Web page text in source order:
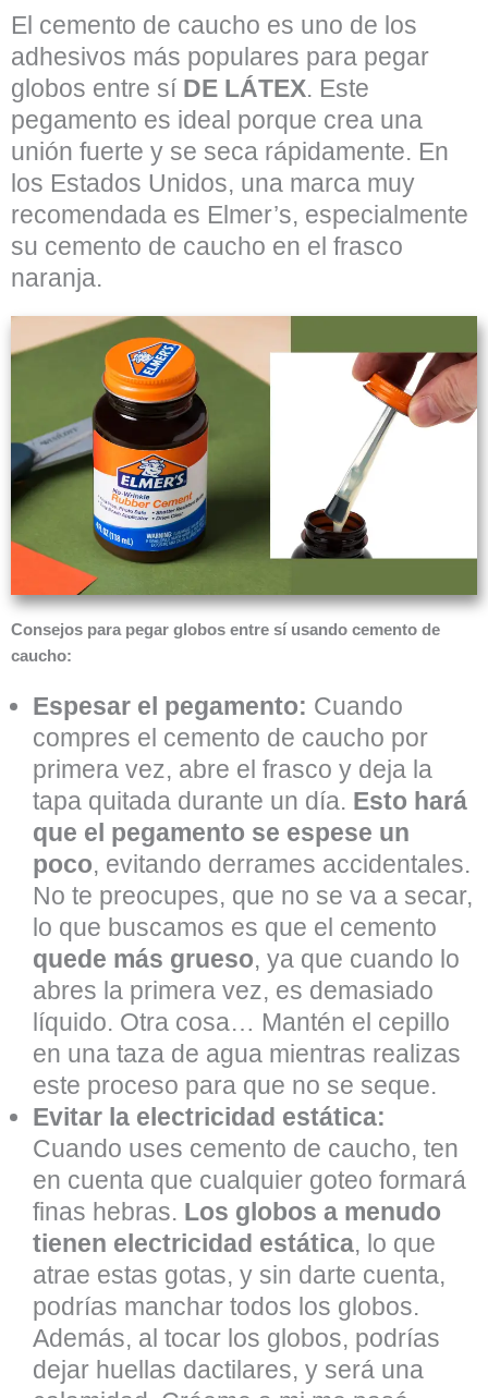
El cemento de caucho es uno de los
adhesivos más populares para pegar
globos entre sí DE LÁTEX. Este
pegamento es ideal porque crea una
unión fuerte y se seca rápidamente. En
los Estados Unidos, una marca muy
recomendada es Elmer’s, especialmente
su cemento de caucho en el frasco
naranja.
Consejos para pegar globos entre sí usando cemento de
caucho:
Espesar el pegamento: Cuando
compres el cemento de caucho por
primera vez, abre el frasco y deja la
tapa quitada durante un día. Esto hará
que el pegamento se espese un
poco, evitando derrames accidentales.
No te preocupes, que no se va a secar,
lo que buscamos es que el cemento
quede más grueso, ya que cuando lo
abres la primera vez, es demasiado
líquido. Otra cosa… Mantén el cepillo
en una taza de agua mientras realizas
este proceso para que no se seque.
Evitar la electricidad estática:
Cuando uses cemento de caucho, ten
en cuenta que cualquier goteo formará
finas hebras. Los globos a menudo
tienen electricidad estática, lo que
atrae estas gotas, y sin darte cuenta,
podrías manchar todos los globos.
Además, al tocar los globos, podrías
dejar huellas dactilares, y será una